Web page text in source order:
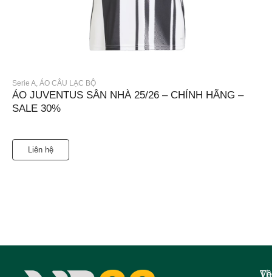
Serie A ÁO CÂU LẠC BỘ
ÁO JUVENTUS SÂN NHÀ 25/26 – CHÍNH HÃNG –
SALE 30%
Liên hệ
Về